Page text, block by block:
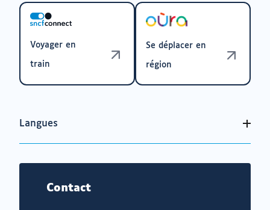
Voyager en
train
Se déplacer en
région
Langues
Contact